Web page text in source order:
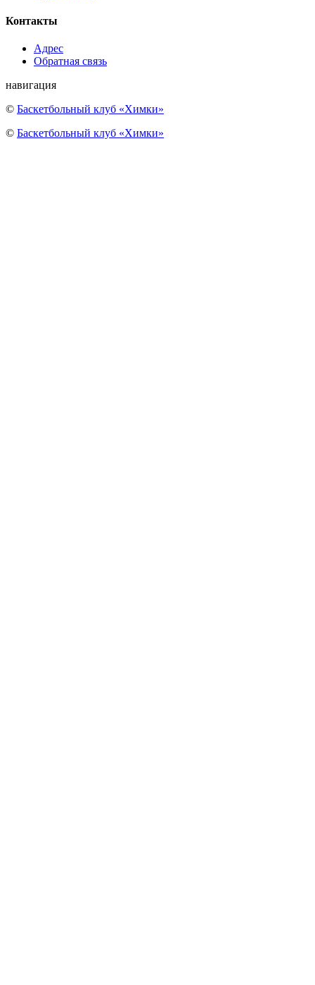
Контакты
Адрес
Обратная связь
навигация
© Баскетбольный клуб «Химки»
© Баскетбольный клуб «Химки»